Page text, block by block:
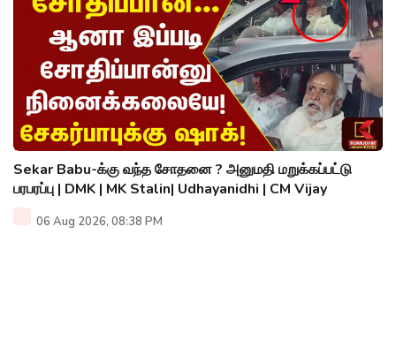
Sekar Babu-க்கு வந்த சோதனை ? அனுமதி மறுக்கப்பட்டு
பரபரப்பு | DMK | MK Stalin| Udhayanidhi | CM Vijay
06 Aug 2026, 08:38 PM